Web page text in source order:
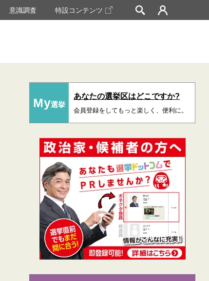
意識調査 特設コンテンツ
My選挙
あなたの選挙区はどこですか?
会員登録をしてもっと楽しく、便利に。